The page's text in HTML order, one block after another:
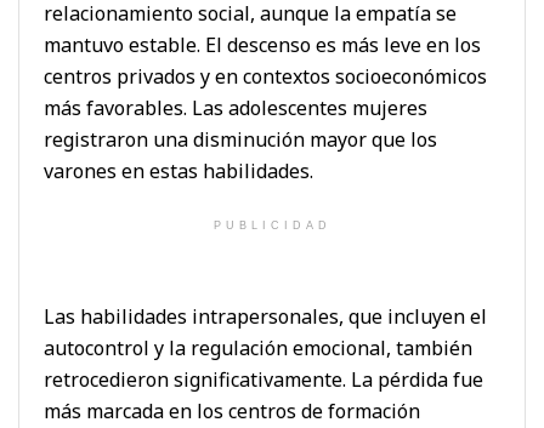
relacionamiento social, aunque la empatía se
mantuvo estable. El descenso es más leve en los
centros privados y en contextos socioeconómicos
más favorables. Las adolescentes mujeres
registraron una disminución mayor que los
varones en estas habilidades.
PUBLICIDAD
Las habilidades intrapersonales, que incluyen el
autocontrol y la regulación emocional, también
retrocedieron significativamente. La pérdida fue
más marcada en los centros de formación